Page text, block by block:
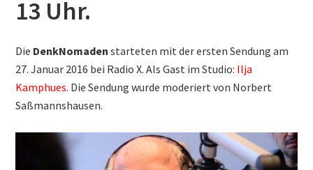
13 Uhr.
Die DenkNomadenstarteten mit der ersten Sendung am
27. Januar 2016 bei Radio X. Als Gast im Studio: Ilja
Kamphues. Die Sendung wurde moderiert von Norbert
Saßmannshausen.